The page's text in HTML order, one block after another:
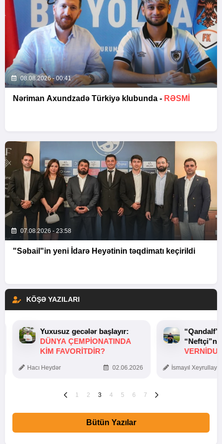
08.08.2026 - 00:41
Nəriman Axundzadə Türkiyə klubunda - RƏSMİ
07.08.2026 - 23:58
"Səbail"in yeni İdarə Heyətinin təqdimatı keçirildi
KÖŞƏ YAZILARI
Yuxusuz gecələr başlayır:
DÜNYA ÇEMPIONATINDA
KIM FAVORITDIR?
Hacı Heydər 02.06.2026 İsmayıl
1 2 3 4 5 6 7
Bütün Yazılar